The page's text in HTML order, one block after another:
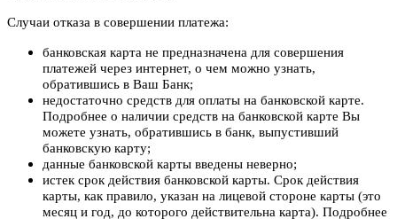
Случаи отказа в совершении платежа:
банковская карта не предназначена для совершения
платежей через интернет, о чем можно узнать,
обратившись в Ваш Банк;
недостаточно средств для оплаты на банковской карте.
Подробнее о наличии средств на банковской карте Вы
можете узнать, обратившись в банк, выпустивший
банковскую карту;
данные банковской карты введены неверно;
истек срок действия банковской карты. Срок действия
карты, как правило, указан на лицевой стороне карты (это
месяц и год, до которого действительна карта). Подробнее